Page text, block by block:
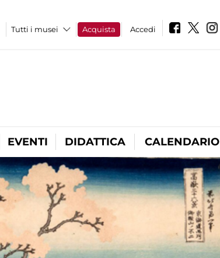
Tutti i musei Acquista Accedi
EVENTI DIDATTICA CALENDARIO